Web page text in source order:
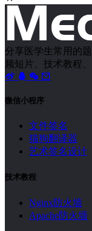
分享医学生常用的
频短片、技术教程、
微信小程序
文件签名
猫狗翻译器
艺术签名设计
技术教程
Nginx防火墙
Apache防火墙